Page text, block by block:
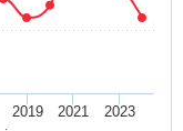
2019 2021 2023